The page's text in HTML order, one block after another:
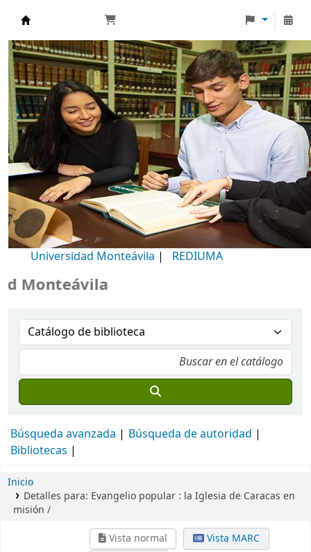
Biblioteca Universidad Monteávila
Universidad Monteávila | REDIUMA
Búsqueda avanzada
Búsqueda de autoridad
Bibliotecas
Inicio
Detalles para: Evangelio popular : la Iglesia de Caracas en
misión /
Vista normal
Vista MARC